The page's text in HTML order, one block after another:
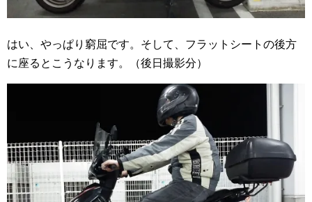
はい、やっぱり窮屈です。そして、フラットシートの後方
に座るとこうなります。（後日撮影分）